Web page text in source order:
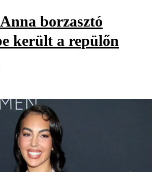
borzasztó
került a repülőn